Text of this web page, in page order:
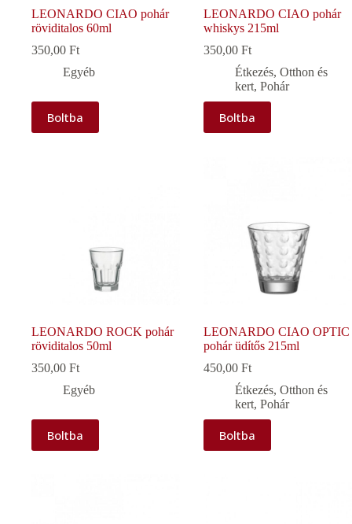
LEONARDO CIAO pohár
röviditalos 60ml
350,00 Ft
Egyéb
Boltba
LEONARDO CIAO pohár
whiskys 215ml
350,00 Ft
Étkezés, Otthon és
kert, Pohár
Boltba
LEONARDO ROCK pohár
röviditalos 50ml
350,00 Ft
Egyéb
Boltba
LEONARDO CIAO OPTIC
pohár üdítős 215ml
450,00 Ft
Étkezés, Otthon és
kert, Pohár
Boltba